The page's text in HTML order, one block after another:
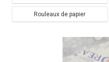
Rouleaux de papier